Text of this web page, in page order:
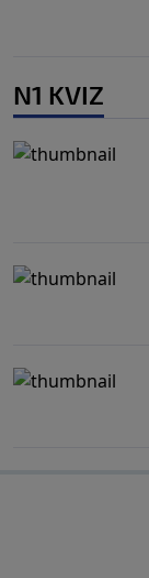
N1 KVIZ